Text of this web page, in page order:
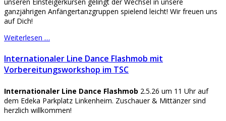
ganzjährigen Anfängertanzgruppen spielend leicht! Wir freuen uns
auf Dich!
Weiterlesen …
Internationaler Line Dance Flashmob mit
Vorbereitungsworkshop im TSC
Internationaler Line Dance Flashmob 2.5.26 um 11 Uhr auf
dem Edeka Parkplatz Linkenheim. Zuschauer & Mittänzer sind
herzlich willkommen!